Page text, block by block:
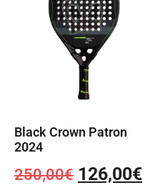
Black Crown Patron
2024
250,00€ 126,00€